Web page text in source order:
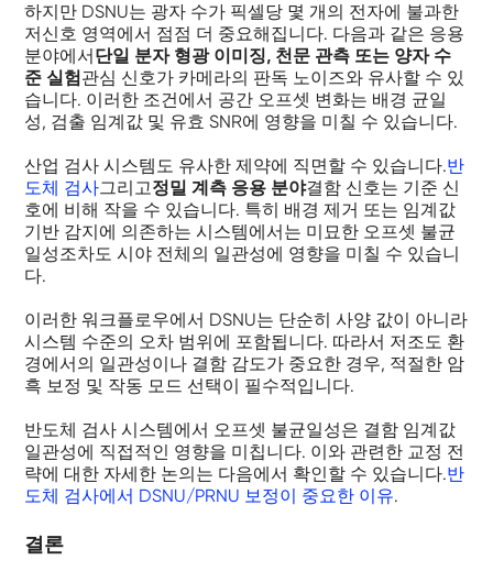
하지만 DSNU는 광자 수가 픽셀당 몇 개의 전자에 불과한
저신호 영역에서 점점 더 중요해집니다. 다음과 같은 응용
분야에서단일 분자 형광 이미징, 천문 관측 또는 양자 수
준 실험관심 신호가 카메라의 판독 노이즈와 유사할 수 있
습니다. 이러한 조건에서 공간 오프셋 변화는 배경 균일
성, 검출 임계값 및 유효 SNR에 영향을 미칠 수 있습니다.
산업 검사 시스템도 유사한 제약에 직면할 수 있습니다.반
도체 검사그리고정밀 계측 응용 분야결함 신호는 기준 신
호에 비해 작을 수 있습니다. 특히 배경 제거 또는 임계값
기반 감지에 의존하는 시스템에서는 미묘한 오프셋 불균
일성조차도 시야 전체의 일관성에 영향을 미칠 수 있습니
다.
이러한 워크플로우에서 DSNU는 단순히 사양 값이 아니라
시스템 수준의 오차 범위에 포함됩니다. 따라서 저조도 환
경에서의 일관성이나 결함 감도가 중요한 경우, 적절한 암
흑 보정 및 작동 모드 선택이 필수적입니다.
반도체 검사 시스템에서 오프셋 불균일성은 결함 임계값
일관성에 직접적인 영향을 미칩니다. 이와 관련한 교정 전
략에 대한 자세한 논의는 다음에서 확인할 수 있습니다.반
도체 검사에서 DSNU/PRNU 보정이 중요한 이유.
결론